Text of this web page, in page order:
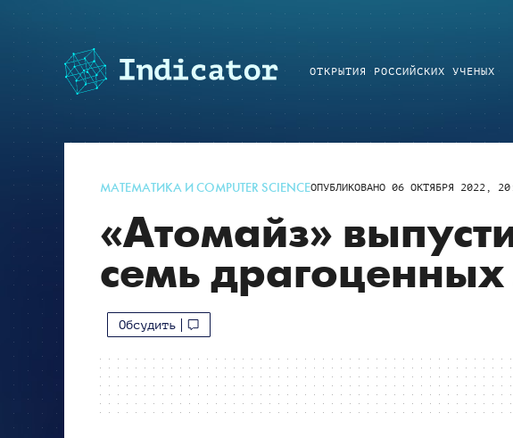
ОТКРЫТИЯ РОССИЙСКИХ УЧЕНЫХ
МАТЕМАТИКА И COMPUTER SCIENCEОПУБЛИКОВАНО 06 ОКТЯБРЯ 2022,
«Атомайз»
семь
Обсудить